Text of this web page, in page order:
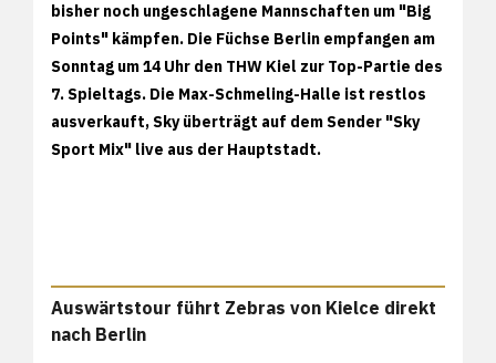
bisher noch ungeschlagene Mannschaften um "Big
Points" kämpfen. Die Füchse Berlin empfangen am
Sonntag um 14 Uhr den THW Kiel zur Top-Partie des
7. Spieltags. Die Max-Schmeling-Halle ist restlos
ausverkauft, Sky überträgt auf dem Sender "Sky
Sport Mix" live aus der Hauptstadt.
Auswärtstour führt Zebras von Kielce direkt
nach Berlin